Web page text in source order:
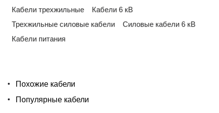
Кабели трехжильные
Кабели 6 кВ
Трехжильные силовые кабели
Силовые кабели 6 кВ
Кабели питания
Похожие кабели
Популярные кабели